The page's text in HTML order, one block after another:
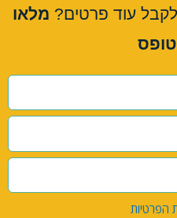
לקבל עוד פרטים? מלאו
הפרטיות